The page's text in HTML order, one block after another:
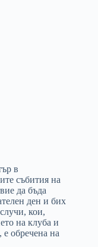
в
събития на
да бъда
ден и бих
кои,
на клуба и
е обречена на